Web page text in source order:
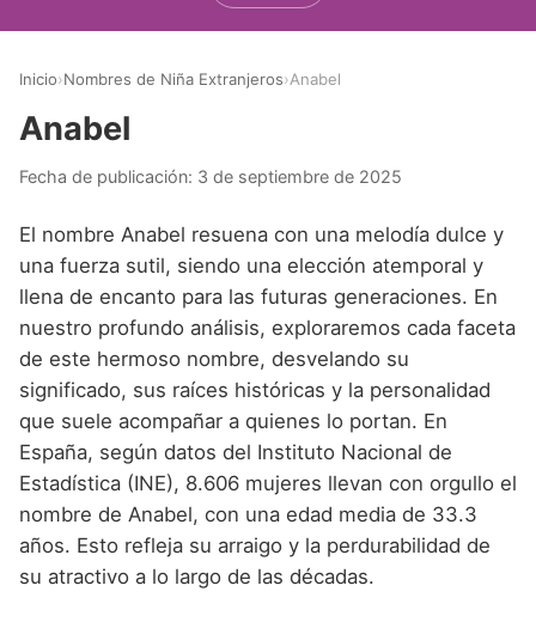
Nombres de Niña que empiezan por D
Nombres de Niña que empiezan por E
Nombres de Niña que empiezan por F
Nombres de Niña que empiezan por G
Nombres de Niña que empiezan por H
Nombres de Niña que empiezan por I
Nombres de Niña que empiezan por J
Nombres de Niña que empiezan por K
Nombres de Niña Griegos
Nombres de Niña Mitológicos
Nombres de Niña Romanos
Nombres de Niña Vikingos
Nombres de Niña Americanos
Nombres de Niña Chinos
Nombres de Niña Franceses
Nombres de Niña Hispanoamericanos
Nombres de Niña Ingleses
Nombres de Niña Italianos
Nombres de Niña Japoneses
Nombres de Niña Judios
Nombres de Niña Andaluces
Nombres de Niña Aragoneses
Nombres de Niña Asturianos
Nombres de Niña Baleares
Nombres de Niña Canarios
Nombres de Niña Cantabros
Nombres de Niña Castellanos
Nombres de Niña Catalanes
Buscar
Inicio›Nombres de Niña Extranjeros›Anabel
Anabel
Fecha de publicación: 3 de septiembre de 2025
El nombre Anabel resuena con una melodía dulce y
una fuerza sutil, siendo una elección atemporal y
llena de encanto para las futuras generaciones. En
nuestro profundo análisis, exploraremos cada faceta
de este hermoso nombre, desvelando su
significado, sus raíces históricas y la personalidad
que suele acompañar a quienes lo portan. En
España, según datos del Instituto Nacional de
Estadística (INE), 8.606 mujeres llevan con orgullo el
nombre de Anabel, con una edad media de 33.3
años. Esto refleja su arraigo y la perdurabilidad de
su atractivo a lo largo de las décadas.